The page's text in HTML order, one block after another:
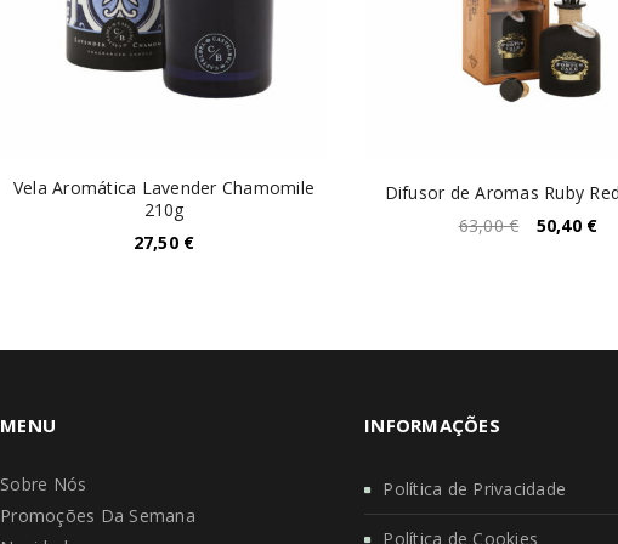
Vela Aromática Lavender Chamomile
210g
27,50 €
Difusor de Aromas Ruby
63,00€ 50,40 €
MENU
Sobre Nós
Promoções Da Semana
INFORMAÇÕES
Política de Privacidade
Política de Cookies